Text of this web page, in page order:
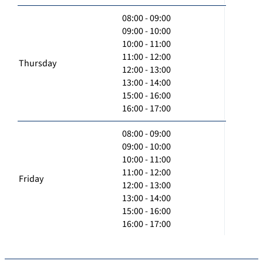
Thursday
08:00 - 09:00
09:00 - 10:00
10:00 - 11:00
11:00 - 12:00
12:00 - 13:00
13:00 - 14:00
15:00 - 16:00
16:00 - 17:00
Friday
08:00 - 09:00
09:00 - 10:00
10:00 - 11:00
11:00 - 12:00
12:00 - 13:00
13:00 - 14:00
15:00 - 16:00
16:00 - 17:00